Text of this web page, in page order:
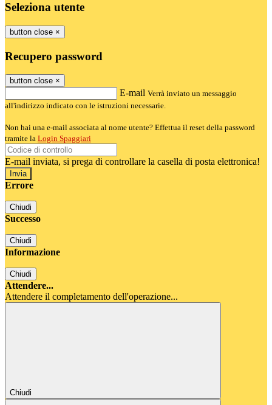
Seleziona utente
button close ×
Recupero password
button close ×
E-mail Verrà inviato un messaggio
all'indirizzo indicato con le istruzioni necessarie.
Non hai una e-mail associata al nome utente? Effettua il reset della password
tramite la Login Spaggiari
E-mail inviata, si prega di controllare la casella di posta elettronica!
Errore
Chiudi
Successo
Chiudi
Informazione
Chiudi
Attendere...
Attendere il completamento dell'operazione...
Chiudi